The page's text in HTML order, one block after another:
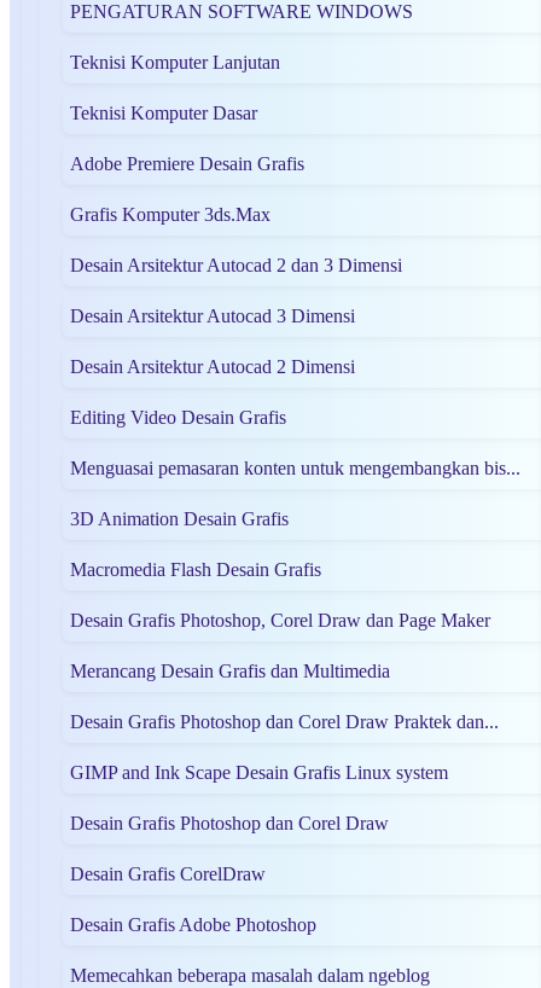
PENGATURAN SOFTWARE WINDOWS
Teknisi Komputer Lanjutan
Teknisi Komputer Dasar
Adobe Premiere Desain Grafis
Grafis Komputer 3ds.Max
Desain Arsitektur Autocad 2 dan 3 Dimensi
Desain Arsitektur Autocad 3 Dimensi
Desain Arsitektur Autocad 2 Dimensi
Editing Video Desain Grafis
Menguasai pemasaran konten untuk mengembangkan bis...
3D Animation Desain Grafis
Macromedia Flash Desain Grafis
Desain Grafis Photoshop, Corel Draw dan Page Maker
Merancang Desain Grafis dan Multimedia
Desain Grafis Photoshop dan Corel Draw Praktek dan...
GIMP and Ink Scape Desain Grafis Linux system
Desain Grafis Photoshop dan Corel Draw
Desain Grafis CorelDraw
Desain Grafis Adobe Photoshop
Memecahkan beberapa masalah dalam ngeblog